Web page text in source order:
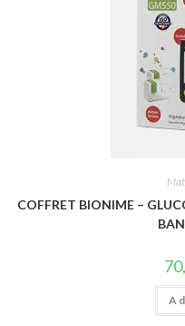
COFFRET BIONIME –